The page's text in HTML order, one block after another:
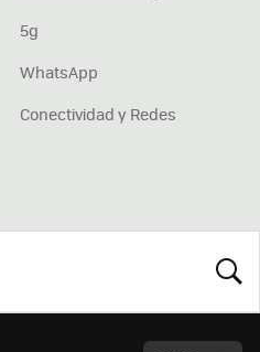
5g
WhatsApp
Conectividad y Redes